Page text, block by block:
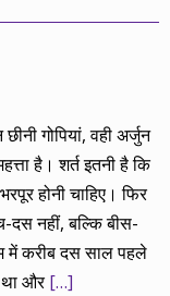
गोपियां, वही अर्जुन
है। शर्त इतनी है कि
होनी चाहिए। फिर
नहीं, बल्कि बीस-
में करीब दस साल पहले
था और[…]